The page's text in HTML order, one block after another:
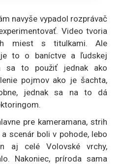
navyše vypadol rozprávač
Video tvoria
miest s titulkami. Ale
to o baníctve a ľudskej
sa to použiť jednak ako
pojmov ako je šachta,
jednak sa na to dá
pre kameramana, strih
scenár boli v pohode, lebo
aj celé Volovské vrchy,
Nakoniec, príroda sama